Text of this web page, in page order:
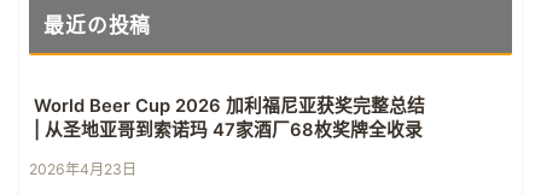
最近の投稿
World Beer Cup 2026 加利福尼亚获奖完整总结
| 从圣地亚哥到索诺玛 47家酒厂68枚奖牌全收录
2026年4月23日